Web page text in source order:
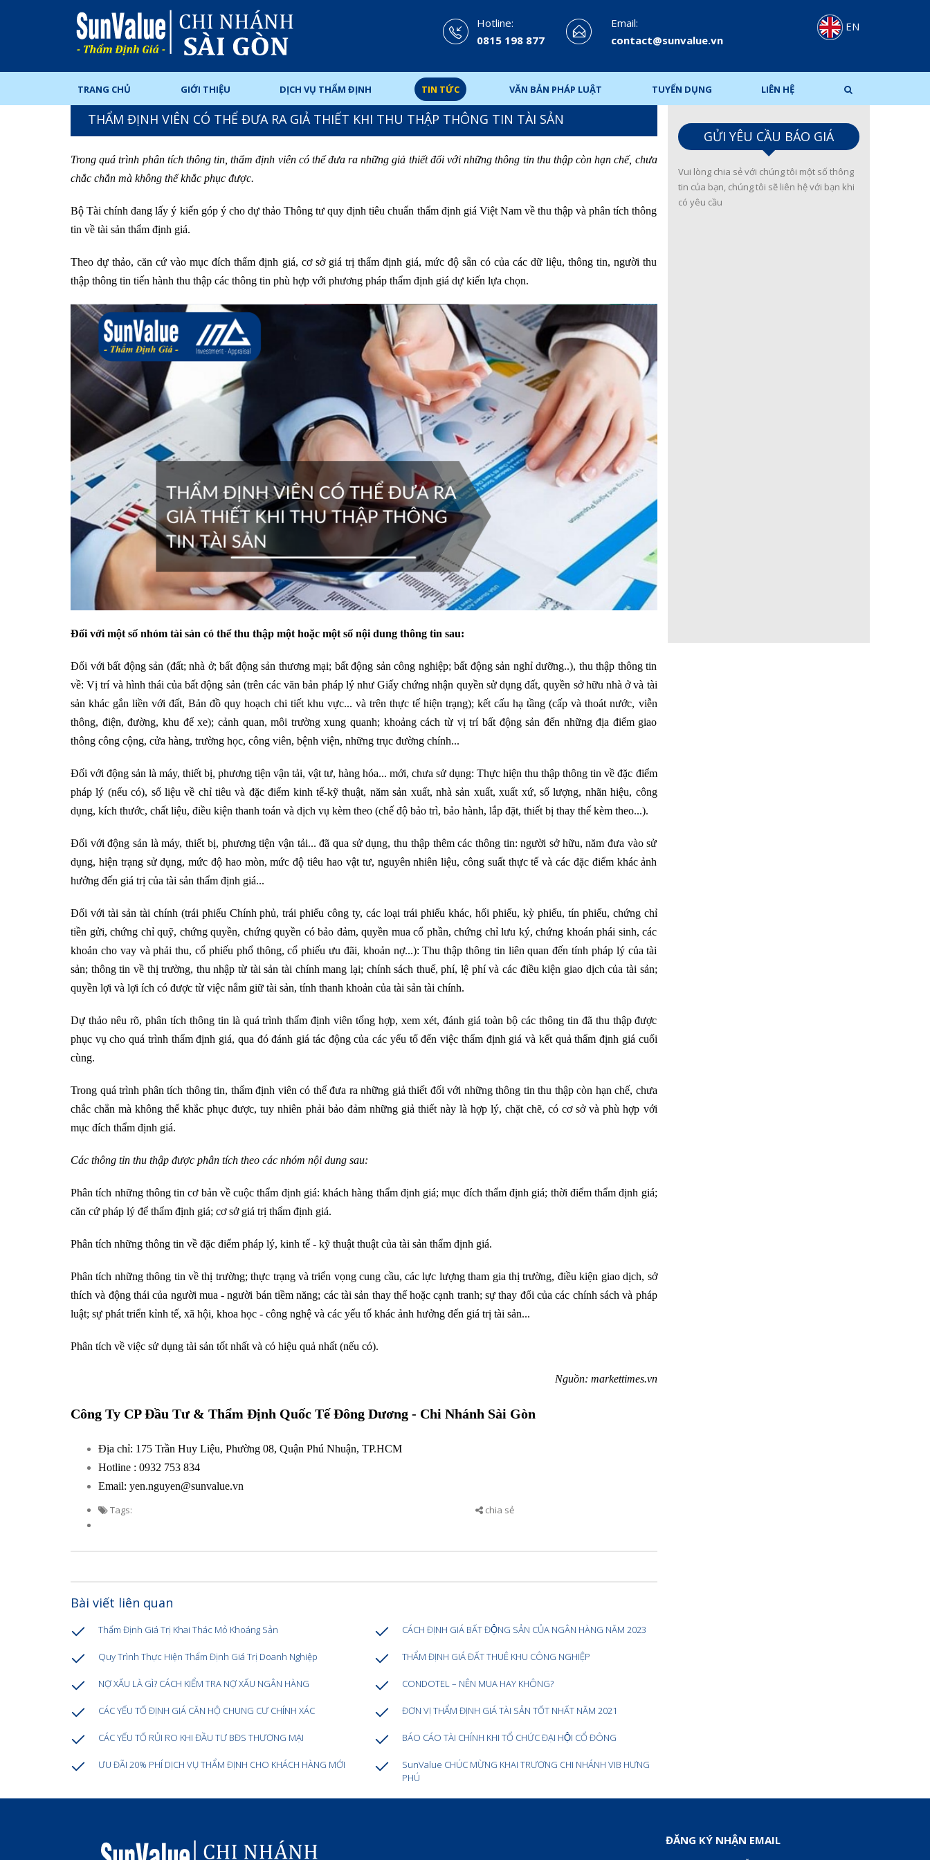
Hotline:
0815 198 877
Email:
contact@sunvalue.vn
EN
TRANG CHỦ GIỚI THIỆU DỊCH VỤ THẨM ĐỊNH TIN TỨC VĂN BẢN PHÁP LUẬT TUYỂN DỤNG LIÊN HỆ
THẨM ĐỊNH VIÊN CÓ THỂ ĐƯA RA GIẢ THIẾT KHI THU THẬP THÔNG TIN TÀI SẢN
Trong quá trình phân tích thông tin, thẩm định viên có thể đưa ra những giả thiết đối với những thông tin thu thập còn hạn chế, chưa
chắc chắn mà không thể khắc phục được.
Bộ Tài chính đang lấy ý kiến góp ý cho dự thảo Thông tư quy định tiêu chuẩn thẩm định giá Việt Nam về thu thập và phân tích thông
tin về tài sản thẩm định giá.
Theo dự thảo, căn cứ vào mục đích thẩm định giá, cơ sở giá trị thẩm định giá, mức độ sẵn có của các dữ liệu, thông tin, người thu
thập thông tin tiến hành thu thập các thông tin phù hợp với phương pháp thẩm định giá dự kiến lựa chọn.
Đối với một số nhóm tài sản có thể thu thập một hoặc một số nội dung thông tin sau:
Đối với bất động sản (đất; nhà ở; bất động sản thương mại; bất động sản công nghiệp; bất động sản nghỉ dưỡng..), thu thập thông tin
về: Vị trí và hình thái của bất động sản (trên các văn bản pháp lý như Giấy chứng nhận quyền sử dụng đất, quyền sở hữu nhà ở và tài
sản khác gắn liền với đất, Bản đồ quy hoạch chi tiết khu vực... và trên thực tế hiện trạng); kết cấu hạ tầng (cấp và thoát nước, viễn
thông, điện, đường, khu để xe); cảnh quan, môi trường xung quanh; khoảng cách từ vị trí bất động sản đến những địa điểm giao
thông công cộng, cửa hàng, trường học, công viên, bệnh viện, những trục đường chính...
Đối với động sản là máy, thiết bị, phương tiện vận tải, vật tư, hàng hóa... mới, chưa sử dụng: Thực hiện thu thập thông tin về đặc điểm
pháp lý (nếu có), số liệu về chỉ tiêu và đặc điểm kinh tế-kỹ thuật, năm sản xuất, nhà sản xuất, xuất xứ, số lượng, nhãn hiệu, công
dụng, kích thước, chất liệu, điều kiện thanh toán và dịch vụ kèm theo (chế độ bảo trì, bảo hành, lắp đặt, thiết bị thay thế kèm theo...).
Đối với động sản là máy, thiết bị, phương tiện vận tải... đã qua sử dụng, thu thập thêm các thông tin: người sở hữu, năm đưa vào sử
dụng, hiện trạng sử dụng, mức độ hao mòn, mức độ tiêu hao vật tư, nguyên nhiên liệu, công suất thực tế và các đặc điểm khác ảnh
hưởng đến giá trị của tài sản thẩm định giá...
Đối với tài sản tài chính (trái phiếu Chính phủ, trái phiếu công ty, các loại trái phiếu khác, hối phiếu, kỳ phiếu, tín phiếu, chứng chỉ
tiền gửi, chứng chỉ quỹ, chứng quyền, chứng quyền có bảo đảm, quyền mua cổ phần, chứng chỉ lưu ký, chứng khoán phái sinh, các
khoản cho vay và phải thu, cổ phiếu phổ thông, cổ phiếu ưu đãi, khoản nợ...): Thu thập thông tin liên quan đến tính pháp lý của tài
sản; thông tin về thị trường, thu nhập từ tài sản tài chính mang lại; chính sách thuế, phí, lệ phí và các điều kiện giao dịch của tài sản;
quyền lợi và lợi ích có được từ việc nắm giữ tài sản, tính thanh khoản của tài sản tài chính.
Dự thảo nêu rõ, phân tích thông tin là quá trình thẩm định viên tổng hợp, xem xét, đánh giá toàn bộ các thông tin đã thu thập được
phục vụ cho quá trình thẩm định giá, qua đó đánh giá tác động của các yếu tố đến việc thẩm định giá và kết quả thẩm định giá cuối
cùng.
Trong quá trình phân tích thông tin, thẩm định viên có thể đưa ra những giả thiết đối với những thông tin thu thập còn hạn chế, chưa
chắc chắn mà không thể khắc phục được, tuy nhiên phải bảo đảm những giả thiết này là hợp lý, chặt chẽ, có cơ sở và phù hợp với
mục đích thẩm định giá.
Các thông tin thu thập được phân tích theo các nhóm nội dung sau:
Phân tích những thông tin cơ bản về cuộc thẩm định giá: khách hàng thẩm định giá; mục đích thẩm định giá; thời điểm thẩm định giá;
căn cứ pháp lý để thẩm định giá; cơ sở giá trị thẩm định giá.
Phân tích những thông tin về đặc điểm pháp lý, kinh tế - kỹ thuật thuật của tài sản thẩm định giá.
Phân tích những thông tin về thị trường; thực trạng và triển vọng cung cầu, các lực lượng tham gia thị trường, điều kiện giao dịch, sở
thích và động thái của người mua - người bán tiềm năng; các tài sản thay thế hoặc cạnh tranh; sự thay đổi của các chính sách và pháp
luật; sự phát triển kỉnh tế, xã hội, khoa học - công nghệ và các yếu tố khác ảnh hưởng đến giá trị tài sản...
Phân tích về việc sử dụng tài sản tốt nhất và có hiệu quả nhất (nếu có).
Nguồn: markettimes.vn
Công Ty CP Đầu Tư & Thẩm Định Quốc Tế Đông Dương - Chi Nhánh Sài Gòn
Địa chỉ: 175 Trần Huy Liệu, Phường 08, Quận Phú Nhuận, TP.HCM
Hotline : 0932 753 834
Email: yen.nguyen@sunvalue.vn
Tags: chia sẻ
Bài viết liên quan
Thẩm Định Giá Trị Khai Thác Mỏ Khoáng Sản
Quy Trình Thực Hiện Thẩm Định Giá Trị Doanh Nghiệp
NỢ XẤU LÀ GÌ? CÁCH KIỂM TRA NỢ XẤU NGÂN HÀNG
CÁC YẾU TỐ ĐỊNH GIÁ CĂN HỘ CHUNG CƯ CHÍNH XÁC
CÁC YẾU TỐ RỦI RO KHI ĐẦU TƯ BĐS THƯƠNG MẠI
ƯU ĐÃI 20% PHÍ DỊCH VỤ THẨM ĐỊNH CHO KHÁCH HÀNG MỚI
CÁCH ĐỊNH GIÁ BẤT ĐỘNG SẢN CỦA NGÂN HÀNG NĂM 2023
THẨM ĐỊNH GIÁ ĐẤT THUÊ KHU CÔNG NGHIỆP
CONDOTEL – NÊN MUA HAY KHÔNG?
ĐƠN VỊ THẨM ĐỊNH GIÁ TÀI SẢN TỐT NHẤT NĂM 2021
BÁO CÁO TÀI CHÍNH KHI TỔ CHỨC ĐẠI HỘI CỔ ĐÔNG
SunValue CHÚC MỪNG KHAI TRƯƠNG CHI NHÁNH VIB HƯNG
PHÚ
GỬI YÊU CẦU BÁO GIÁ
Vui lòng chia sẻ với chúng tôi một số thông
tin của bạn, chúng tôi sẽ liên hệ với bạn khi
có yêu cầu
ĐĂNG KÝ NHẬN EMAIL